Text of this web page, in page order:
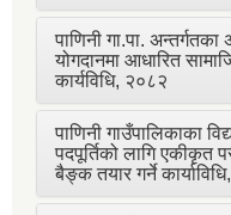
पाणिनी गा.पा.
योगदानमा आधारित
कार्यविधि, २०८२
पाणिनी गाउँपालिकाका
पदपूर्तिको लागि एकीकृत
बैङ्क तयार गर्ने